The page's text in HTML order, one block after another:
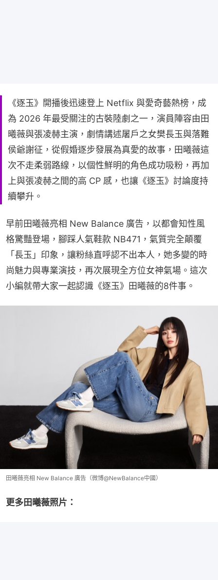
《逐玉》開播後迅速登上 Netflix 與愛奇藝熱榜，成
為 2026 年最受關注的古裝陸劇之一，演員陣容由田
曦薇與張凌赫主演，劇情講述屠戶之女樊長玉與落難
侯爺謝征，從假婚逐步發展為真愛的故事，田曦薇這
次不走柔弱路線，以個性鮮明的角色成功吸粉，再加
上與張凌赫之間的高 CP 感，也讓《逐玉》討論度持
續攀升。
早前田曦薇亮相 New Balance 廣告，以都會知性風
格驚豔登場，腳踩人氣鞋款 NB471，氣質完全顛覆
「長玉」印象，讓粉絲直呼認不出本人，她多變的時
尚魅力與專業演技，再次展現全方位女神氣場。這次
小編就帶大家一起認識《逐玉》田曦薇的8件事。
田曦薇亮相 New Balance 廣告（微博@NewBalance中國）
更多田曦薇照片：